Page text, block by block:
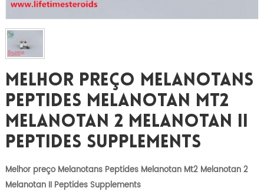
Melhor Preço Melanotans
Peptides Melanotan Mt2
Melanotan 2 Melanotan II
Peptides Supplements
Melhor preço Melanotans Peptides Melanotan Mt2 Melanotan 2
Melanotan II Peptides Supplements